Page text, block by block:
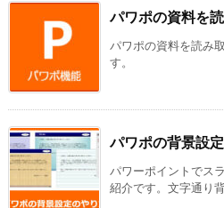
パワポの資料を
パワポの資料を読み
す。
パワポの背景設
パワーポイントでス
紹介です。文字通り